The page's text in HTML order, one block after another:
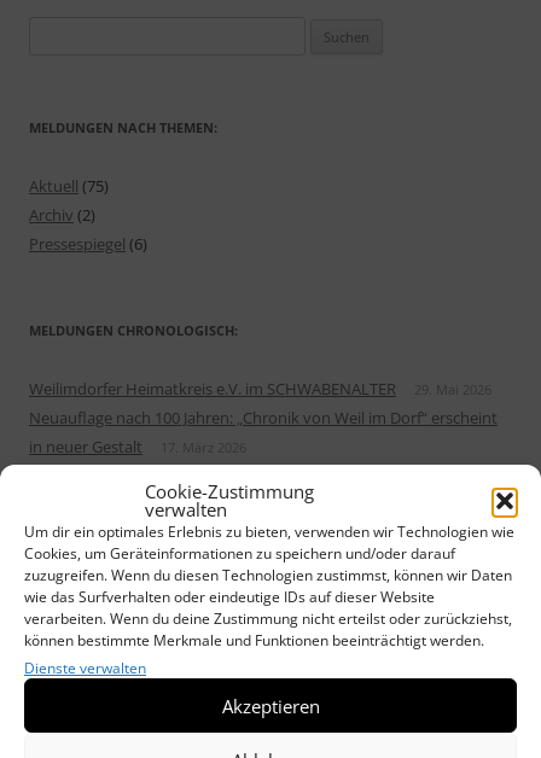
Cookie-Zustimmung
verwalten
Um dir ein optimales Erlebnis zu bieten, verwenden wir Technologien wie
Cookies, um Geräteinformationen zu speichern und/oder darauf
zuzugreifen. Wenn du diesen Technologien zustimmst, können wir Daten
wie das Surfverhalten oder eindeutige IDs auf dieser Website
verarbeiten. Wenn du deine Zustimmung nicht erteilst oder zurückziehst,
können bestimmte Merkmale und Funktionen beeinträchtigt werden.
Dienste verwalten
Akzeptieren
MELDUNGEN NACH THEMEN:
Aktuell (75)
Archiv (2)
Pressespiegel (6)
MELDUNGEN CHRONOLOGISCH:
Weilimdorfer Heimatkreis e.V. im SCHWABENALTER 29. Mai 2026
Neuauflage nach 100 Jahren: „Chronik von Weil im Dorf“ erscheint
in neuer Gestalt
17. März 2026
5. März 2026
Sonderausstellung WACHSSTÖCKE und Maria Lichtmeß
13. Januar
2026
Weilimdorfer Heimatkreis unterstützt „DRAUSSENKUNST“
Oktober 2025
Neues Heimatblatt erschienen: „Die Wolfbuschsiedlung im Wandel“
30. September 2025
Veranstaltungen des Heimatkreis im Herbst/Winter 2025/26
September 2025